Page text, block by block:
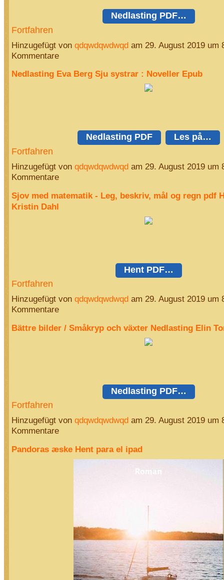
Nedlasting PDF…
Fortfahren
Hinzugefügt von qdqwdqwdwqdam 29. August 2019 um
Kommentare
Nedlasting Eva Berg Sju systrar : Noveller Epub
Nedlasting PDF
Les på…
Fortfahren
Hinzugefügt von qdqwdqwdwqdam 29. August 2019 um
Kommentare
Sjov med matematik - Leg, beskriv, mål og regn pdf
Kristin Dahl
Hent PDF…
Fortfahren
Hinzugefügt von qdqwdqwdwqdam 29. August 2019 um
Kommentare
Bättre bilder / Småkryp och växter Nedlasting Elin
Nedlasting PDF…
Fortfahren
Hinzugefügt von qdqwdqwdwqd am 29. August 2019
Kommentare
Pandoras æske Hent para el ipad